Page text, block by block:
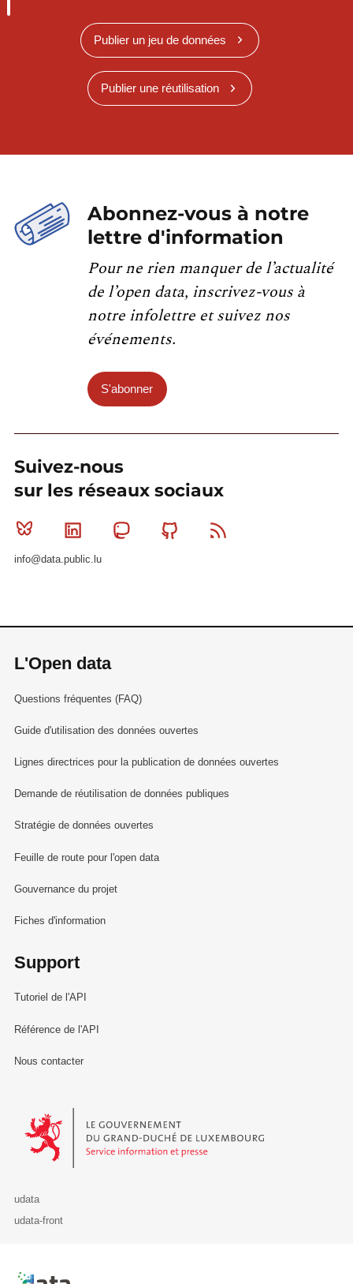
Publier un jeu de données
Publier une réutilisation
Abonnez-vous à notre
lettre d'information
Pour ne rien manquer de l’actualité
de l’open data, inscrivez-vous à
notre infolettre et suivez nos
événements.
S'abonner
Suivez-nous
sur les réseaux sociaux
Bluesky Linkedin MastodonGithub
info@data.public.lu
L'Open data
Questions fréquentes (FAQ)
Guide d'utilisation des données ouvertes
Lignes directrices pour la publication de données ouvertes
Demande de réutilisation de données publiques
Stratégie de données ouvertes
Feuille de route pour l'open data
Gouvernance du projet
Fiches d'information
Support
Tutoriel de l'API
Référence de l'API
Nous contacter
Le Gouvernement du Grand-Duché de Luxembourg - Service
udata
udata-front